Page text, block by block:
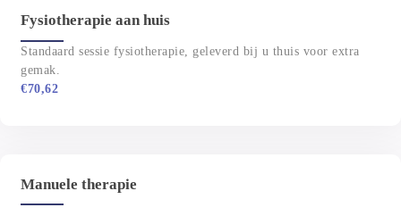
Fysiotherapie aan huis
Standaard sessie fysiotherapie, geleverd bij u thuis voor extra
gemak.
€70,62
Manuele therapie